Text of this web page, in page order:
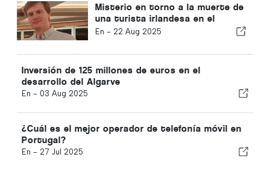
Misterio en torno a la muerte de
una turista irlandesa en el
Algarve
En - 22 Aug 2025
Inversión de 125 millones de euros en el
desarrollo del Algarve
En - 03 Aug 2025
¿Cuál es el mejor operador de telefonía móvil en
Portugal?
En - 27 Jul 2025